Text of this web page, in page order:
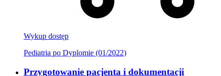
Wykup dostęp
Pediatria po Dyplomie (01/2022)
Przygotowanie pacjenta i dokumentacji